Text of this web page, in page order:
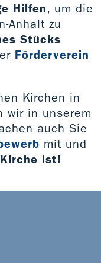
Hilfen, um die
Anhalt zu
Stücks
Förderverein
Kirchen in
wir in unserem
auch Sie
mit und
ist!